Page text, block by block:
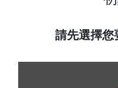
請先選擇您